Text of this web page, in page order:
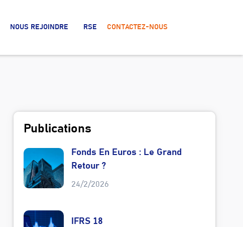
NOUS REJOINDRE RSE CONTACTEZ-NOUS
Publications
Fonds En Euros : Le Grand
Retour ?
24/2/2026
IFRS 18